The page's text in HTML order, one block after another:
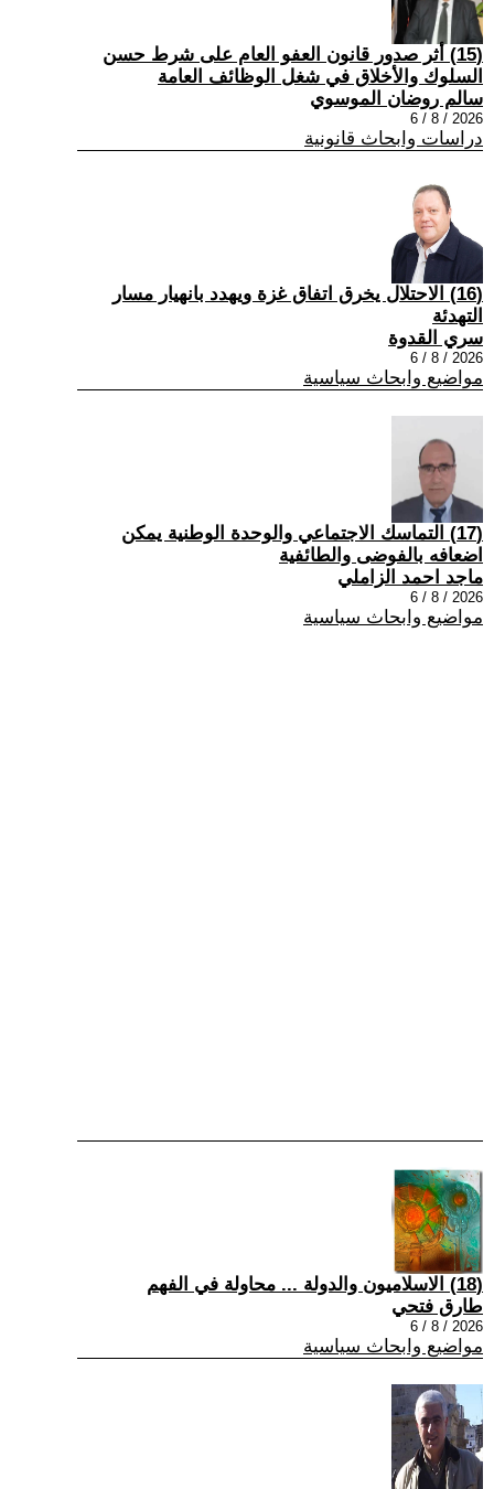
(15) أثر صدور قانون العفو العام على شرط حسن
السلوك والأخلاق في شغل الوظائف العامة
سالم روضان الموسوي
2026 / 8 / 6
دراسات وابحاث قانونية
(16) الاحتلال يخرق اتفاق غزة ويهدد بانهيار مسار
التهدئة
سري القدوة
2026 / 8 / 6
مواضيع وابحاث سياسية
(17) التماسك الاجتماعي والوحدة الوطنية يمكن
اضعافه بالفوضى والطائفية
ماجد احمد الزاملي
2026 / 8 / 6
مواضيع وابحاث سياسية
(18) الاسلاميون والدولة ... محاولة في الفهم
طارق فتحي
2026 / 8 / 6
مواضيع وابحاث سياسية